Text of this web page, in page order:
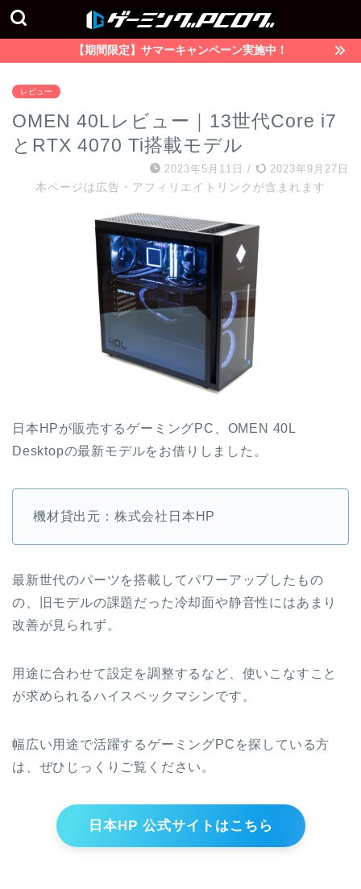
【期間限定】サマーキャンペーン実施中！
レビュー
OMEN 40Lレビュー｜13世代Core i7
とRTX 4070 Ti搭載モデル
2023年5月11日 /
2023年9月27日
本ページは広告・アフィリエイトリンクが含まれます
日本HPが販売するゲーミングPC、OMEN 40L
Desktopの最新モデルをお借りしました。
機材貸出元：株式会社日本HP
最新世代のパーツを搭載してパワーアップしたもの
の、旧モデルの課題だった冷却面や静音性にはあまり
改善が見られず。
用途に合わせて設定を調整するなど、使いこなすこと
が求められるハイスペックマシンです。
幅広い用途で活躍するゲーミングPCを探している方
は、ぜひじっくりご覧ください。
日本HP 公式サイトはこちら